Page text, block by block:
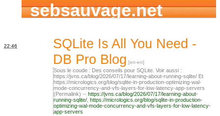
sebsauvage.net
22:46
SQLite Is All You Need -
DB Pro Blog
Sous le coude : Des conseils pour SQLite. Voir aussi :
https://jvns.ca/blog/2026/07/17/learning-about-running-sqlite/ Et
https://micrologics.org/blog/sqlite-in-production-optimizing-wal-
mode-concurrency-and-vfs-layers-for-low-latency-app-servers
(Permalink) -- https://jvns.ca/blog/2026/07/17/learning-about-
running-sqlite/ https://micrologics.org/blog/sqlite-in-production-
optimizing-wal-mode-concurrency-and-vfs-layers-for-low-latency-
app-servers